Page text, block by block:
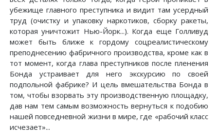
убежище главного преступника и видит там усердный
труд (очистку и упаковку наркотиков, сборку ракеты,
которая уничтожит Нью-Йорк...). Когда еще Голливуд
может быть ближе к гордому соцреалистическому
преподнесению фабричного производства, кроме как в
тот момент, когда глава преступников после пленения
Бонда устраивает для него экскурсию по своей
подпольной фабрике? И цель вмешательства Бонда в
том, чтобы взорвать эту производственную площадку,
дав нам тем самым возможность вернуться к подобию
нашей повседневной жизни в мире, где «рабочий класс
исчезает»...